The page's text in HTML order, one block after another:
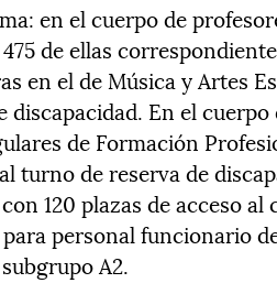
en el cuerpo de
de ellas
en el de Música y Artes
discapacidad. En el cuerpo
de Formación
turno de reserva de
120 plazas de acceso al
personal funcionario
A2.